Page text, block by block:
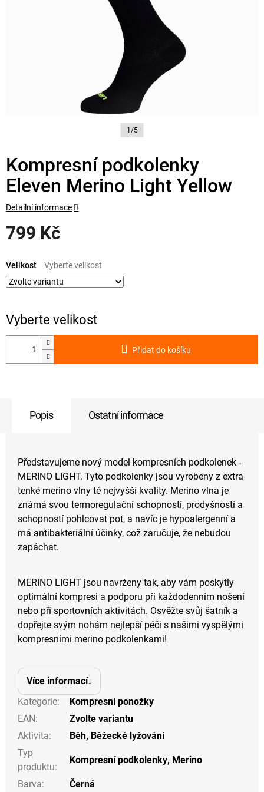
1/5
Kompresní podkolenky
Eleven Merino Light Yellow
799 Kč
cena:
Velikost
Přidat do košíku
Detailní informace
Popis Ostatní informace
Představujeme nový model kompresních podkolenek -
MERINO LIGHT. Tyto podkolenky jsou vyrobeny z extra
tenké merino vlny té nejvyšší kvality. Merino vlna je
známá svou termoregulační schopností, prodyšností a
schopností pohlcovat pot, a navíc je hypoalergenní a
má antibakteriální účinky, což zaručuje, že nebudou
zapáchat.
MERINO LIGHT jsou navrženy tak, aby vám poskytly
optimální kompresi a podporu při každodenním nošení
nebo při sportovních aktivitách. Osvěžte svůj šatník a
dopřejte svým nohám nejlepší péči s našimi vyspělými
kompresními merino podkolenkami!
Více informací
Kategorie:
Kompresní ponožky
EAN:
Zvolte variantu
Aktivita: Běh, Běžecké lyžování
Typ
produktu:
Kompresní podkolenky, Merino
Barva: Černá